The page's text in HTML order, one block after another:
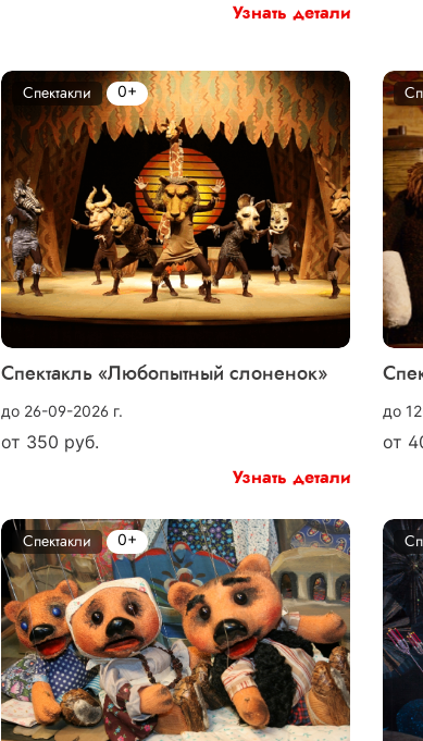
Узнать детали
Спектакль «Любопытный слоненок»
до 26-09-2026 г.
от 350 руб.
Спектакли 0+
Узнать детали
до
от
Спектакли 0+